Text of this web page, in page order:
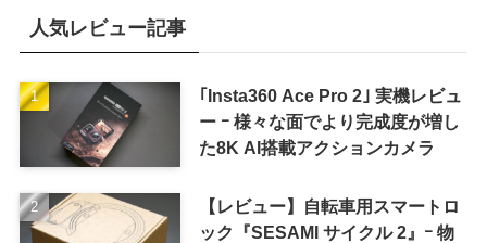
人気レビュー記事
｢Insta360 Ace Pro 2｣ 実機レビュ
ー ｰ 様々な面でより完成度が増し
た8K AI搭載アクションカメラ
【レビュー】自転車用スマートロ
ック『SESAMI サイクル 2』ｰ 物